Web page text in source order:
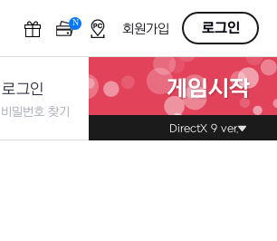
N OFF회원가입 로그인
그인
비밀번호 찾기
게임시작
DirectX 9 ver.